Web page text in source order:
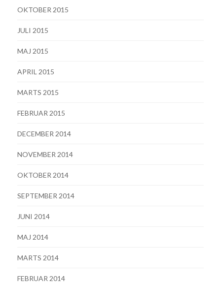
OKTOBER 2015
JULI 2015
MAJ 2015
APRIL 2015
MARTS 2015
FEBRUAR 2015
DECEMBER 2014
NOVEMBER 2014
OKTOBER 2014
SEPTEMBER 2014
JUNI 2014
MAJ 2014
MARTS 2014
FEBRUAR 2014